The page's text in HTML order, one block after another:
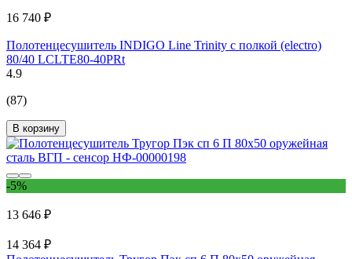
16 740 ₽
Полотенцесушитель INDIGO Line Trinity с полкой (electro)
80/40 LСLTE80-40PRt
4.9
(87)
В корзину
-5%
13 646 ₽
14 364 ₽